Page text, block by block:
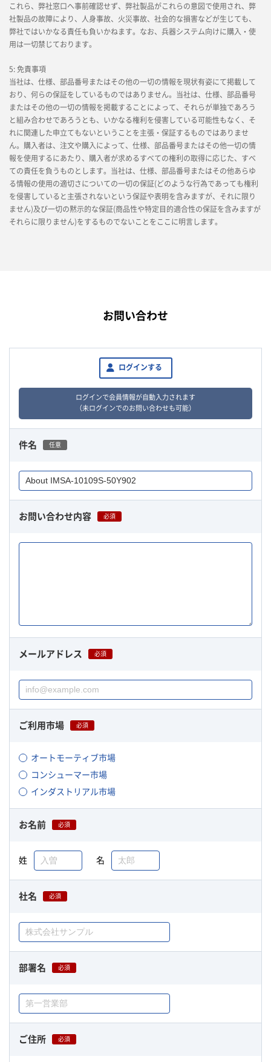
これら、弊社窓口へ事前確認せず、弊社製品がこれらの意図で使用され、弊
社製品の故障により、人身事故、火災事故、社会的な損害などが生じても、
弊社ではいかなる責任も負いかねます。なお、兵器システム向けに購入・使
用は一切禁じております。
5: 免責事項
当社は、仕様、部品番号またはその他の一切の情報を現状有姿にて掲載して
おり、何らの保証をしているものではありません。当社は、仕様、部品番号
またはその他の一切の情報を掲載することによって、それらが単独であろう
と組み合わせであろうとも、いかなる権利を侵害している可能性もなく、そ
れに関連した申立てもないということを主張・保証するものではありませ
ん。購入者は、注文や購入によって、仕様、部品番号またはその他一切の情
報を使用するにあたり、購入者が求めるすべての権利の取得に応じた、すべ
ての責任を負うものとします。当社は、仕様、部品番号またはその他あらゆ
る情報の使用の適切さについての一切の保証(どのような行為であっても権利
を侵害していると主張されないという保証や表明を含みますが、それに限り
ません)及び一切の黙示的な保証(商品性や特定目的適合性の保証を含みますが
それらに限りません)をするものでないことをここに明言します。
お問い合わせ
ログインする
ログインで会員情報が自動入力されます
（未ログインでのお問い合わせも可能）
件名 任意
お問い合わせ内容 必須
メールアドレス 必須
ご利用市場 必須
オートモーティブ市場
コンシューマー市場
インダストリアル市場
お名前 必須
姓 名
社名 必須
部署名 必須
ご住所 必須